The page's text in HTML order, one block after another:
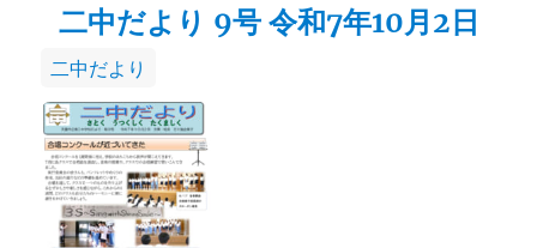
二中だより 9号 令和7年10月2日
カ
テ
ゴ
リ
ー
二中だより